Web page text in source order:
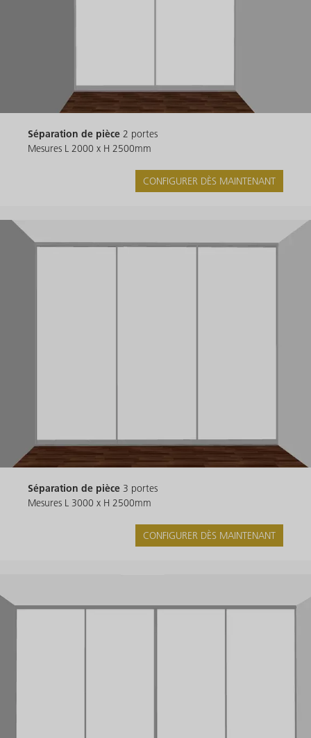
Séparation de pièce 2 portes
Mesures L 2000 x H 2500mm
CONFIGURER DÈS MAINTENANT
Séparation de pièce 3 portes
Mesures L 3000 x H 2500mm
CONFIGURER DÈS MAINTENANT